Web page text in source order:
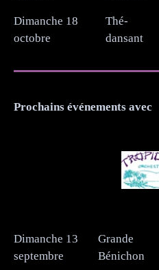
Dimanche 18
octobre
Thé-
dansant
Prochains événements avec
Dimanche 13
septembre
Grande
Bénichon